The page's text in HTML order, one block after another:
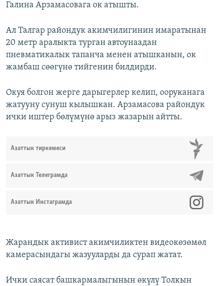
Галина Арзамасовага ок атышты.
Ал Талгар райондук акимчилигинин имаратынан
20 метр аралыкта турган автоунаадан
пневматикалык тапанча менен атышканын, ок
жамбаш сөөгүнө тийгенин билдирди.
Окуя болгон жерге дарыгерлер келип, ооруканага
жатууну сунуш кылышкан. Арзамасова райондук
ички иштер бөлүмүнө арыз жазарын айтты.
Азаттык тиркемеси
Азаттык Телеграмда
Азаттык Инстаграмда
Жарандык активист акимчиликтен видеокөзөмөл
камерасындагы жазууларды да сурап жатат.
Ички саясат башкармалыгынын өкүлү Толкын